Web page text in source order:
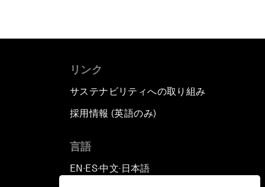
リンク
サステナビリティへの取り組み
採用情報 (英語のみ)
言語
EN ▪ ES▪中文▪ 日本語